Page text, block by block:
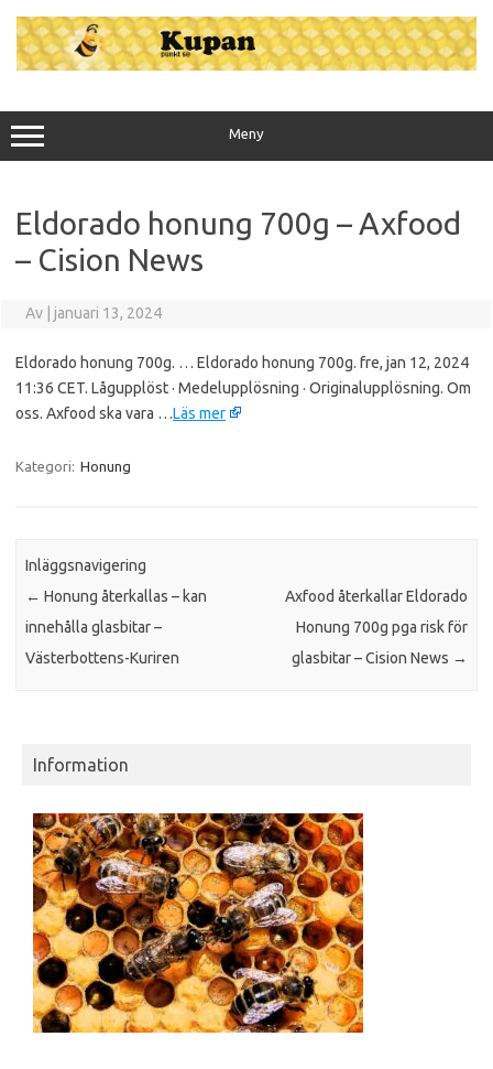
innehåll
Meny
Eldorado honung 700g – Axfood
– Cision News
Av januari 13, 2024
Eldorado honung 700g. … Eldorado honung 700g. fre, jan 12, 2024
11:36 CET. Lågupplöst · Medelupplösning · Originalupplösning. Om
oss. Axfood ska vara …Läs mer
Kategori: Honung
Inläggsnavigering
← Honung återkallas – kan
innehålla glasbitar –
Västerbottens-Kuriren
Axfood återkallar Eldorado
Honung 700g pga risk för
glasbitar – Cision News →
Information